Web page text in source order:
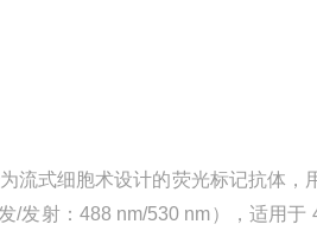
式细胞术设计的荧光标记抗体，
/发射：488 nm/530 nm），适用